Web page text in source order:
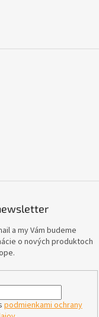
a my Vám budeme
o nových produktoch
podmienkami ochrany